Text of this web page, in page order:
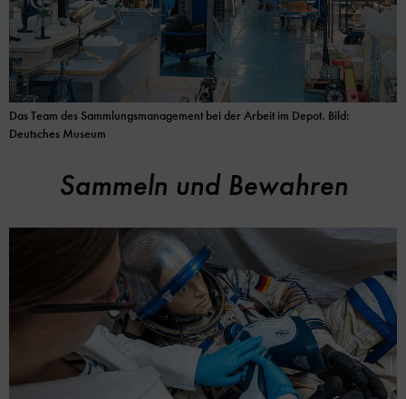
Das Team des Sammlungsmanagement bei der Arbeit im Depot. Bild:
Deutsches Museum
Sammeln und Bewahren